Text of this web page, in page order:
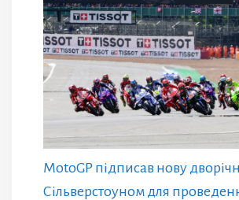
MotoGP підписав нову
Сільверстоуном для